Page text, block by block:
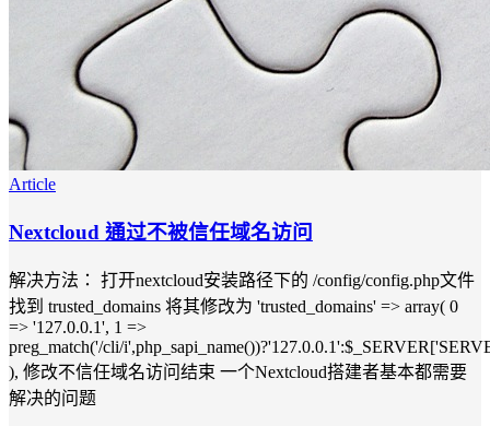
Article
Nextcloud 通过不被信任域名访问
解决方法： 打开nextcloud安装路径下的 /config/config.php文件
找到 trusted_domains 将其修改为 'trusted_domains' => array( 0
=> '127.0.0.1', 1 =>
preg_match('/cli/
), 修改不信任域名访问结束 一个Nextcloud搭建者基本都需要
解决的问题